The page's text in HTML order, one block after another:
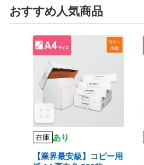
おすすめ人気商品
在庫 あり
【業界最安級】コピー用